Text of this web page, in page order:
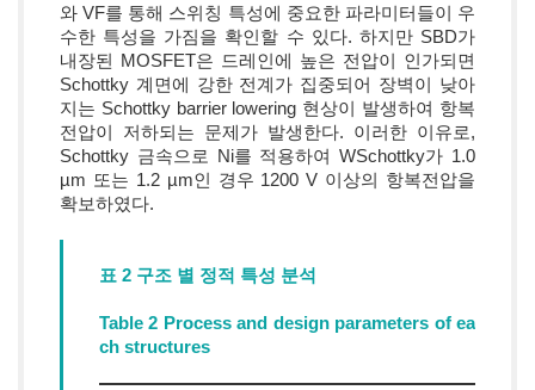
와 VF를 통해 스위칭 특성에 중요한 파라미터들이 우
수한 특성을 가짐을 확인할 수 있다. 하지만 SBD가
내장된 MOSFET은 드레인에 높은 전압이 인가되면
Schottky 계면에 강한 전계가 집중되어 장벽이 낮아
지는 Schottky barrier lowering 현상이 발생하여 항복
전압이 저하되는 문제가 발생한다. 이러한 이유로,
Schottky 금속으로 Ni를 적용하여 WSchottky​가 1.0
µm 또는 1.2 µm인 경우 1200 V 이상의 항복전압을
확보하였다.
표 2 구조 별 정적 특성 분석
Table 2 Process and design parameters of ea
ch structures